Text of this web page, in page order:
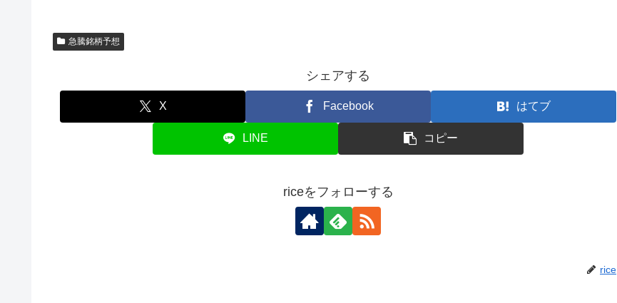
急騰銘柄予想
シェアする
X Facebook はてブ
LINE コピー
riceをフォローする
rice